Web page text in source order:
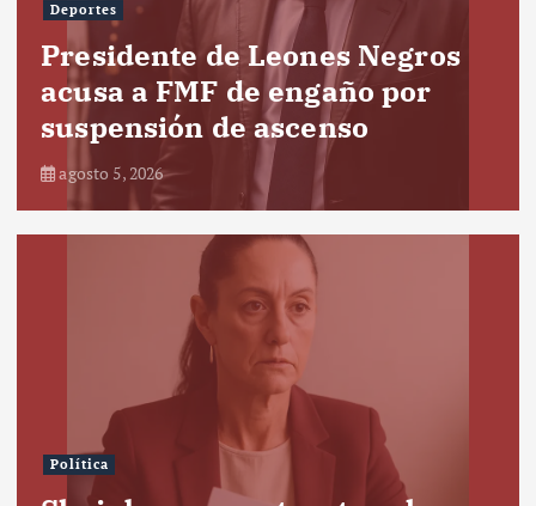
Deportes
Presidente de Leones Negros
acusa a FMF de engaño por
suspensión de ascenso
agosto 5, 2026
Política